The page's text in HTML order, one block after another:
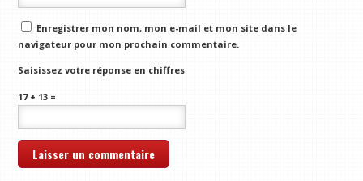
Enregistrer mon nom, mon e-mail et mon site dans le
navigateur pour mon prochain commentaire.
Saisissez votre réponse en chiffres
17 + 13 =